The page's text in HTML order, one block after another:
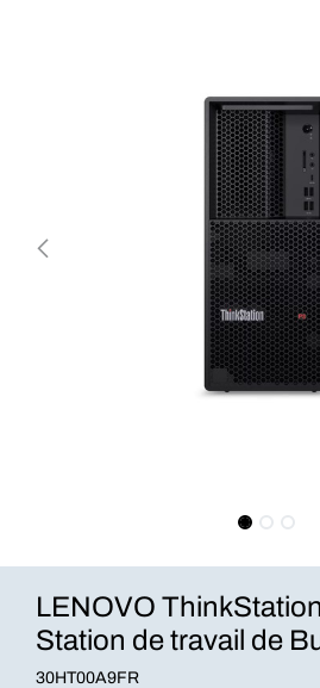
LENOVO
Station de travail de
30HT00A9FR